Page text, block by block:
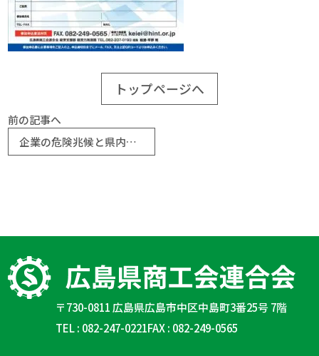
トップページへ
前の記事へ
企業の危険兆候と県内景気をテーマに講習会を開催します
〒730-0811 広島県広島市中区中島町3番25号 7階
TEL : 082-247-0221FAX : 082-249-0565